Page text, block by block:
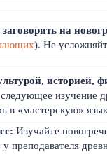
на
). Не
историей,
изучение
в «мастерскую»
Изучайте
преподавателя